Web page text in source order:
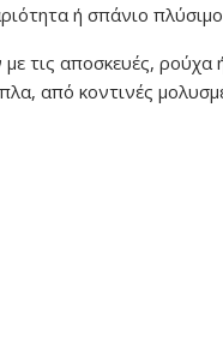
ή σπάνιο
με τις αποσκευές, ρούχα
από κοντινές